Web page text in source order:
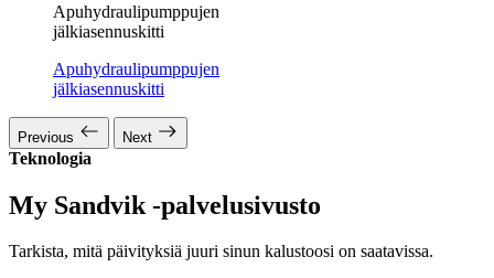
Apuhydraulipumppujen
jälkiasennuskitti​
Apuhydraulipumppujen
jälkiasennuskitti​
Previous Next
Teknologia
My Sandvik -palvelusivusto
Tarkista, mitä päivityksiä juuri sinun kalustoosi on saatavissa.